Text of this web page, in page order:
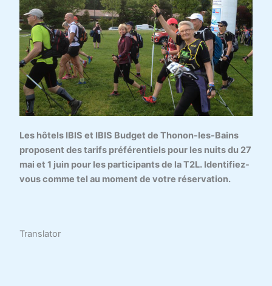
Les hôtels IBIS et IBIS Budget de Thonon-les-Bains
proposent des tarifs préférentiels pour les nuits du 27
mai et 1 juin pour les participants de la T2L. Identifiez-
vous comme tel au moment de votre réservation.
Translator